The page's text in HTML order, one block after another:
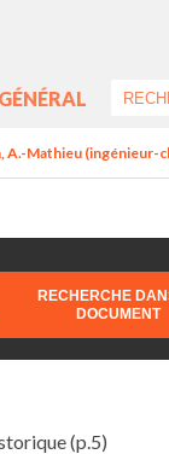
A.-Mathieu (ingénieur-
RECHERCHE
DOCUMENT
(p.5)